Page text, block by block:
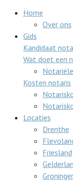
Home
Over ons
Gids
Kandidaat
Wat doet een
Kosten notaris
Locaties
Drenthe
Friesland